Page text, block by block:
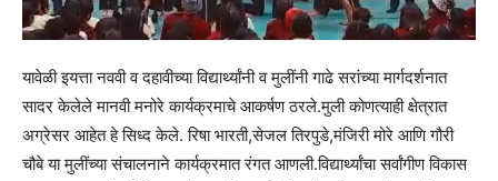
यावेळी इयत्ता नववी व दहावीच्या विद्यार्थ्यांनी व मुलींनी गाढे सरांच्या मार्गदर्शनात
सादर केलेले मानवी मनोरे कार्यक्रमाचे आकर्षण ठरले.मुली कोणत्याही क्षेत्रात
अग्रेसर आहेत हे सिध्द केले. रिषा भारती,सेजल तिरपुडे,मंजिरी मोरे आणि गौरी
चौबे या मुलींच्या संचालनाने कार्यक्रमात रंगत आणली.विद्यार्थ्यांचा सर्वांगीण विकास